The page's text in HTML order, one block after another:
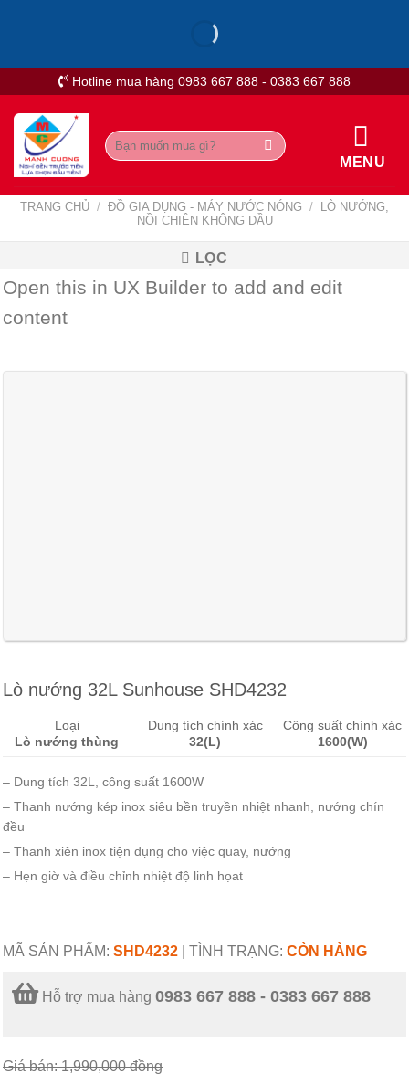
Hotline mua hàng 0983 667 888 - 0383 667 888
Tìm
kiếm:
MENU
TRANG CHỦ / ĐỒ GIA DỤNG - MÁY NƯỚC NÓNG /
LÒ NƯỚNG,
NỒI CHIÊN KHÔNG DẦU
LỌC
Open this in UX Builder to add and edit
content
Lò nướng 32L Sunhouse SHD4232
Loại
Lò nướng thùng
Dung tích chính xác
32(L)
Công suất chính xác
1600(W)
– Dung tích 32L, công suất 1600W
– Thanh nướng kép inox siêu bền truyền nhiệt nhanh, nướng chín
đều
– Thanh xiên inox tiện dụng cho việc quay, nướng
– Hẹn giờ và điều chỉnh nhiệt độ linh họat
MÃ SẢN PHẨM: SHD4232 TÌNH TRẠNG: CÒN HÀNG
Hỗ trợ mua hàng 0983 667 888 - 0383 667 888
Giá bán: 1,990,000đồng